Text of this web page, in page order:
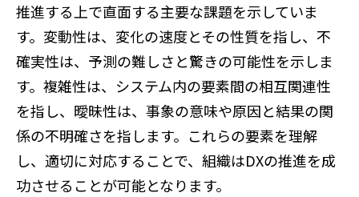
推進する上で直面する主要な課題を示していま
す。変動性は、変化の速度とその性質を指し、不
確実性は、予測の難しさと驚きの可能性を示しま
す。複雑性は、システム内の要素間の相互関連性
を指し、曖昧性は、事象の意味や原因と結果の関
係の不明確さを指します。これらの要素を理解
し、適切に対応することで、組織はDXの推進を成
功させることが可能となります。